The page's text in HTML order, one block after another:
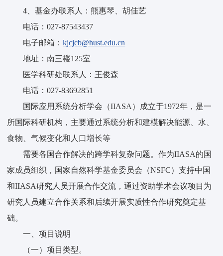
4、基金办联系人：熊惠琴、胡佳艺
电话：027-87543437
电子邮箱：kjcjcb@hust.edu.cn
地址：南三楼125室
医学科研处联系人：王俊森
电话：027-83692851
国际应用系统分析学会（IIASA）成立于1972年，是一
所国际科研机构，主要通过系统分析和建模解决能源、水、
食物、气候变化和人口增长等
需要各国合作解决的跨学科复杂问题。作为IIASA的国
家成员组织，国家自然科学基金委员会（NSFC）支持中国
和IIASA研究人员开展合作交流，通过资助学术会议项目为
研究人员建立合作关系和后续开展实质性合作研究奠定基
础。
一、项目说明
（一）项目类型。